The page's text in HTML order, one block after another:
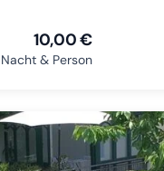
10,00 €
& Person